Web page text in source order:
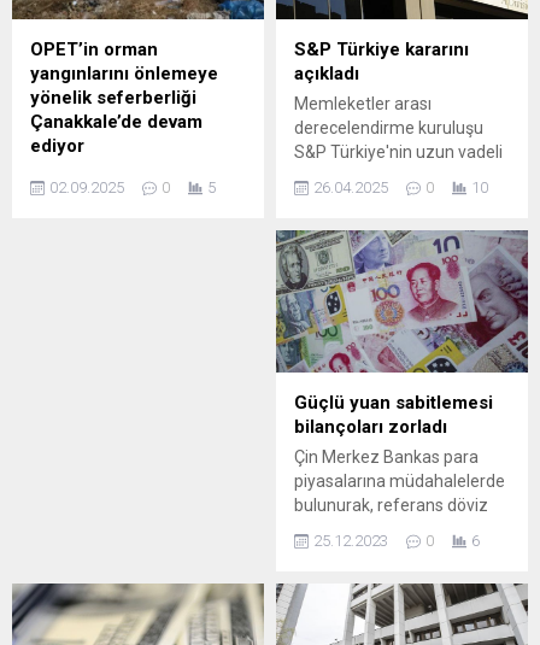
yükümlülükler yükseltildi.
Kurutulmuş tatlı biber ve
bazı makarna çeşitlerinde
de ithalata karşı koruma
artırıldı.
OPET’in orman
yangınlarını önlemeye
yönelik seferberliği
Çanakkale’de devam
ediyor
çapında bir harekete
02.09.2025 0 5
S&P Türkiye kararını
açıkladı
Memleketler arası
derecelendirme kuruluşu
S&P Türkiye'nin uzun vadeli
düzeyinde tutarken not
olarak teyit etti.
26.04.2025 0 10
Güçlü yuan sabitlemesi
bilançoları zorladı
Çin Merkez Bankas para
piyasalarına müdahalelerde
bulunurak, referans döviz
düzeylerde sabitledi.
25.12.2023 0 6